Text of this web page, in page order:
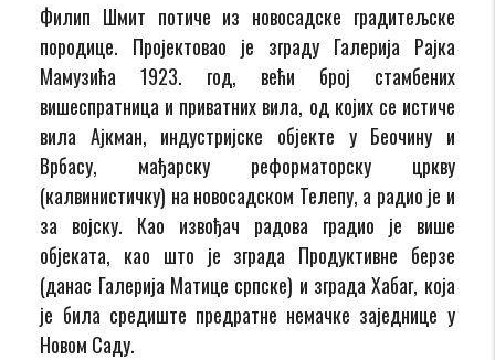
Филип Шмит потиче из новосадске градитељске
породице. Пројектовао је зграду Галерија Рајка
Мамузића 1923. год, већи број стамбених
вишеспратница и приватних вила, од којих се истиче
вила Ајкман, индустријске објекте у Беочину и
Врбасу, мађарску реформаторску цркву
(калвинистичку) на новосадском Телепу, а радио је и
за војску. Као извођач радова градио је више
објеката, као што је зграда Продуктивне берзе
(данас Галерија Матице српске) и зграда Хабаг, која
је била средиште предратне немачке заједнице у
Новом Саду.